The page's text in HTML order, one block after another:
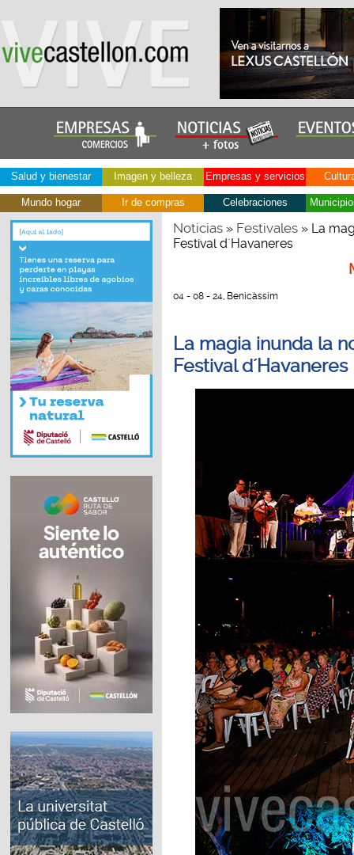
Salud y bienestar Imagen y belleza Empresas y servicios
Mundo hogar Ir de compras Celebraciones
Noticias» Festivales» La
Festival d´Havaneres
04 - 08 - 24, Benicàssim
La magia inunda la
Festival d´Havaneres